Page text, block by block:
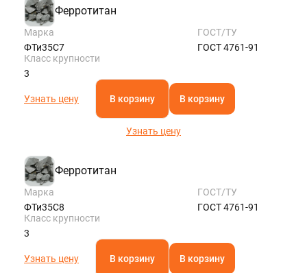
Ферротитан
Марка
ФТи35С7
ГОСТ/ТУ
ГОСТ 4761-91
Класс крупности
3
Узнать цену В корзину В корзину
Узнать цену
Ферротитан
Марка
ФТи35С8
ГОСТ/ТУ
ГОСТ 4761-91
Класс крупности
3
Узнать цену В корзину В корзину